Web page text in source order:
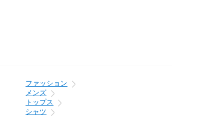
ファッション
メンズ
トップス
シャツ